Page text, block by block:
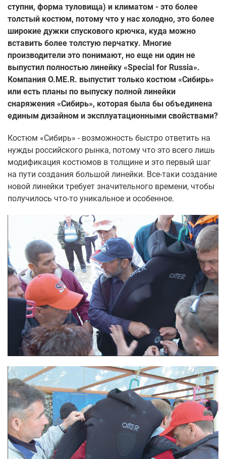
ступни, форма туловища) и климатом - это более
толстый костюм, потому что у нас холодно, это более
широкие дужки спускового крючка, куда можно
вставить более толстую перчатку. Многие
производители это понимают, но еще ни один не
выпустил полностью линейку «Special for Russia».
Компания O.ME.R. выпустит только костюм «Сибирь»
или есть планы по выпуску полной линейки
снаряжения «Сибирь», которая была бы объединена
единым дизайном и эксплуатационными свойствами?
Костюм «Сибирь» - возможность быстро ответить на
нужды российского рынка, потому что это всего лишь
модификация костюмов в толщине и это первый шаг
на пути создания большой линейки. Все-таки создание
новой линейки требует значительного времени, чтобы
получилось что-то уникальное и особенное.